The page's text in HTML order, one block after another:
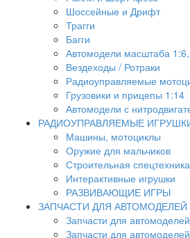
Шоссейные и Дрифт
Трагги
Багги
Автомодели масштаба
Вездеходы / Ротраки
Радиоуправляемые
Грузовики и прицепы 1:14
Автомодели с
РАДИОУПРАВЛЯЕМЫЕ
Машины, мотоциклы
Оружие для мальчиков
Строительная спецтехника
Интерактивные игрушки
РАЗВИВАЮЩИЕ ИГРЫ
ЗАПЧАСТИ ДЛЯ АВТОМОДЕЛЕЙ
Запчасти для
Запчасти для